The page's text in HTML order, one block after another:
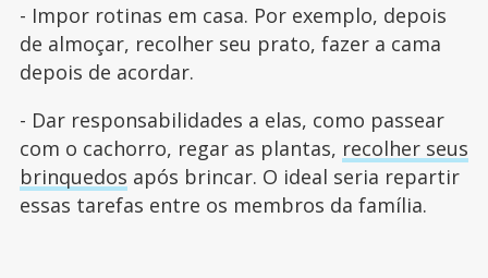
- Impor rotinas em casa. Por exemplo, depois
de almoçar, recolher seu prato, fazer a cama
depois de acordar.
- Dar responsabilidades a elas, como passear
com o cachorro, regar as plantas, recolher seus
brinquedos após brincar. O ideal seria repartir
essas tarefas entre os membros da família.